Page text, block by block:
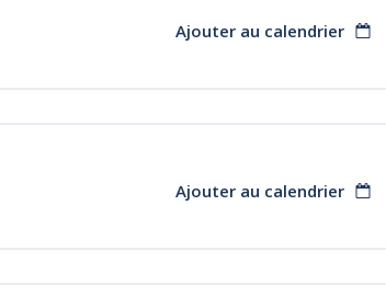
Ajouter au calendrier
Ajouter au calendrier